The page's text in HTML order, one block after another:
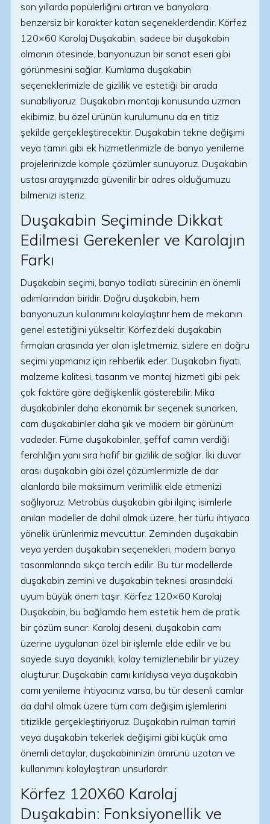
son yıllarda popülerliğini artıran ve banyolara
benzersiz bir karakter katan seçeneklerdendir. Körfez
120×60 Karolaj Duşakabin, sadece bir duşakabin
olmanın ötesinde, banyonuzun bir sanat eseri gibi
görünmesini sağlar. Kumlama duşakabin
seçeneklerimizle de gizlilik ve estetiği bir arada
sunabiliyoruz. Duşakabin montajı konusunda uzman
ekibimiz, bu özel ürünün kurulumunu da en titiz
şekilde gerçekleştirecektir. Duşakabin tekne değişimi
veya tamiri gibi ek hizmetlerimizle de banyo yenileme
projelerinizde komple çözümler sunuyoruz. Duşakabin
ustası arayışınızda güvenilir bir adres olduğumuzu
bilmenizi isteriz.
Duşakabin Seçiminde Dikkat
Edilmesi Gerekenler ve Karolajın
Farkı
Duşakabin seçimi, banyo tadilatı sürecinin en önemli
adımlarından biridir. Doğru duşakabin, hem
banyonuzun kullanımını kolaylaştırır hem de mekanın
genel estetiğini yükseltir. Körfez’deki duşakabin
firmaları arasında yer alan işletmemiz, sizlere en doğru
seçimi yapmanız için rehberlik eder. Duşakabin fiyatı,
malzeme kalitesi, tasarım ve montaj hizmeti gibi pek
çok faktöre göre değişkenlik gösterebilir. Mika
duşakabinler daha ekonomik bir seçenek sunarken,
cam duşakabinler daha şık ve modern bir görünüm
vadeder. Füme duşakabinler, şeffaf camın verdiği
ferahlığın yanı sıra hafif bir gizlilik de sağlar. İki duvar
arası duşakabin gibi özel çözümlerimizle de dar
alanlarda bile maksimum verimlilik elde etmenizi
sağlıyoruz. Metrobüs duşakabin gibi ilginç isimlerle
anılan modeller de dahil olmak üzere, her türlü ihtiyaca
yönelik ürünlerimiz mevcuttur. Zeminden duşakabin
veya yerden duşakabin seçenekleri, modern banyo
tasarımlarında sıkça tercih edilir. Bu tür modellerde
duşakabin zemini ve duşakabin teknesi arasındaki
uyum büyük önem taşır. Körfez 120×60 Karolaj
Duşakabin, bu bağlamda hem estetik hem de pratik
bir çözüm sunar. Karolaj deseni, duşakabin camı
üzerine uygulanan özel bir işlemle elde edilir ve bu
sayede suya dayanıklı, kolay temizlenebilir bir yüzey
oluşturur. Duşakabin camı kırıldıysa veya duşakabin
camı yenileme ihtiyacınız varsa, bu tür desenli camlar
da dahil olmak üzere tüm cam değişim işlemlerini
titizlikle gerçekleştiriyoruz. Duşakabin rulman tamiri
veya duşakabin tekerlek değişimi gibi küçük ama
önemli detaylar, duşakabininizin ömrünü uzatan ve
kullanımını kolaylaştıran unsurlardır.
Körfez 120X60 Karolaj
Duşakabin: Fonksiyonellik ve